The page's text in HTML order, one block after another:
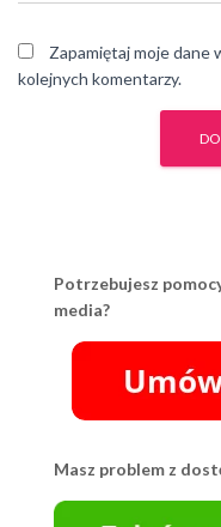
Zapamiętaj moje dane
kolejnych komentarzy.
Potrzebujesz
media?
Masz problem z